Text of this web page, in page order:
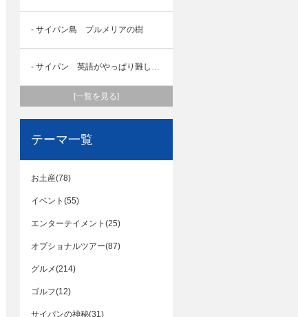
- サイパン島 プルメリアの樹
- サイパン 英語がやっぱり難しかったある日
[一覧を見る]
テーマ一覧
お土産(78)
イベント(55)
エンターテイメント(25)
オプショナルツアー(87)
グルメ(214)
ゴルフ(12)
サイパンの神秘(31)